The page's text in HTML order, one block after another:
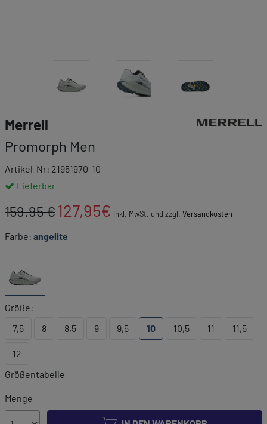
Merrell
Promorph Men
Link zur
Artikel-Nr: 21951970-10
Lieferbar
159.95 €127,95€ inkl. MwSt. und zzgl. Versandkosten
Farbe: angelite
Größe:
7,5
8 8,5 9 9,5 10 10,5 11 11,5
12
Größentabelle
Menge